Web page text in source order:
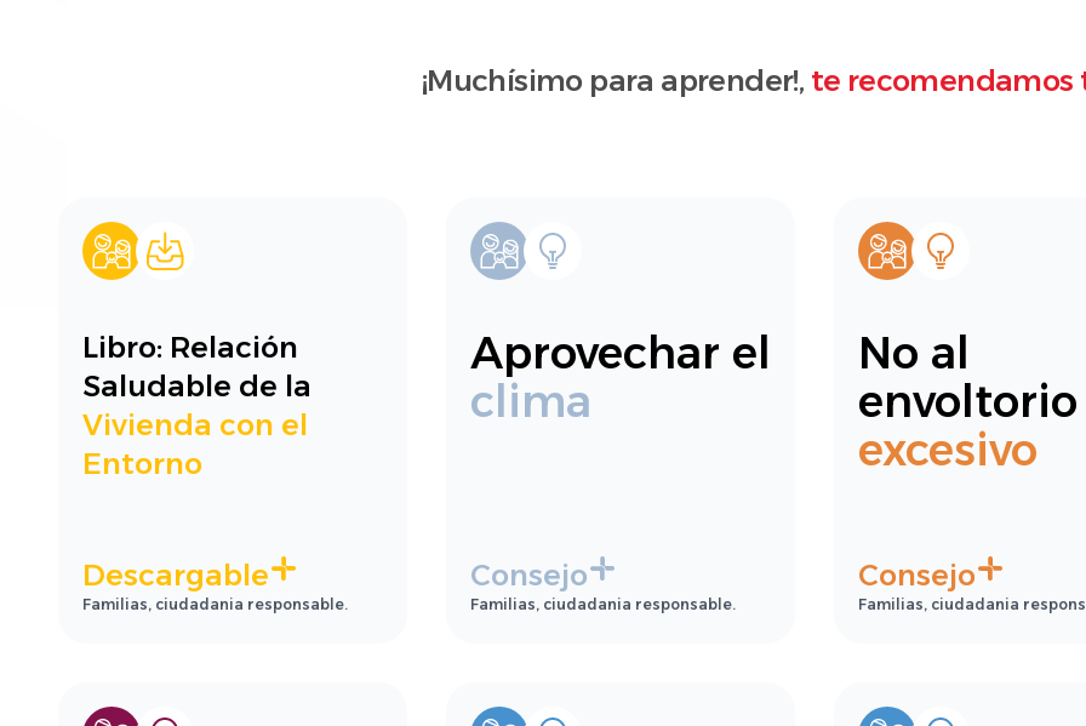
¡Muchísimo para aprender!, te recomendamos
Libro: Relación
Saludable de la
Vivienda con el
Entorno
Descargable
Familias, ciudadania responsable.
Aprovechar el
clima
Consejo
Familias, ciudadania responsable.
No al
envoltorio
excesivo
Consejo
Familias, ciudadania